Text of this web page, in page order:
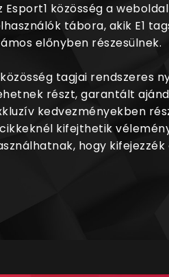
Esport1 közösség a
tábora, akik E1
előnyben részesülnek.
tagjai rendszeres
részt, garantált
kedvezményekben
kifejthetik
hogy